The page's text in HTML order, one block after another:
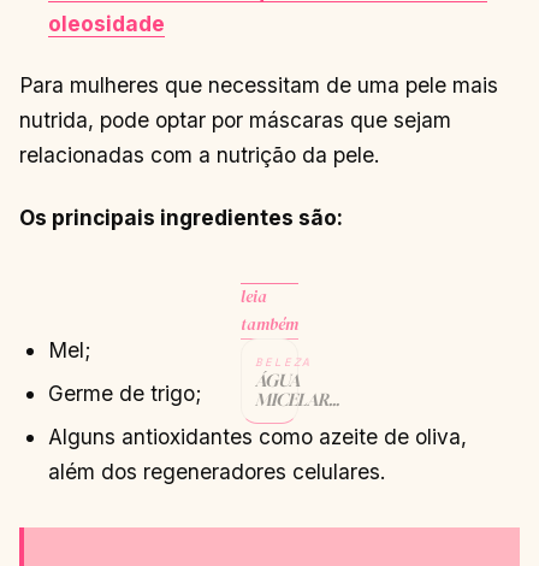
oleosidade
Para mulheres que necessitam de uma pele mais
nutrida, pode optar por máscaras que sejam
relacionadas com a nutrição da pele.
Os principais ingredientes são:
leia
também
BELEZA
ÁGUA
MICELAR
PRODUTO
MULTIFUNCIONAL
LENDO →
Mel;
Germe de trigo;
Alguns antioxidantes como azeite de oliva,
além dos regeneradores celulares.